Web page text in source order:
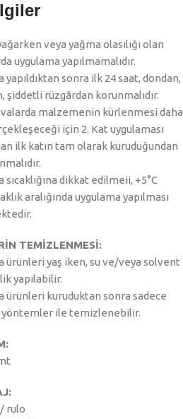
veya yağma olasılığı olan
uygulama yapılmamalıdır.
yapıldıktan sonra ilk 24 saat, dondan,
şiddetli rüzgârdan korunmalıdır.
malzemenin kürlenmesi daha
için 2. Kat uygulaması
ilk katın tam olarak kuruduğundan
sıcaklığına dikkat edilmeii, +5°C
aralığında uygulama yapılması
TEMİZLENMESİ:
ürünleri yaş iken, su ve/veya solvent
yapılabilir.
ürünleri kuruduktan sonra sadece
ile temizlenebilir.
rulo